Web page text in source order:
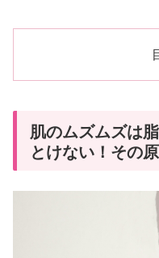
肌のムズムズは
とけない！その